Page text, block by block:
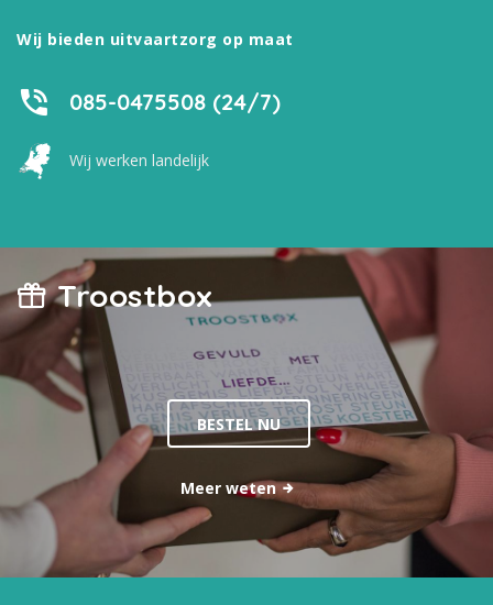
Wij bieden uitvaartzorg op maat
085-0475508 (24/7)
Wij werken landelijk
Troostbox
BESTEL NU
Meer weten